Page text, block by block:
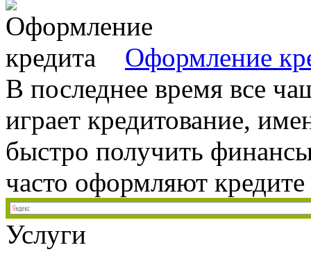
Оформление
В последнее время все
играет кредитование,
быстро получить
часто оформляют
Услуги